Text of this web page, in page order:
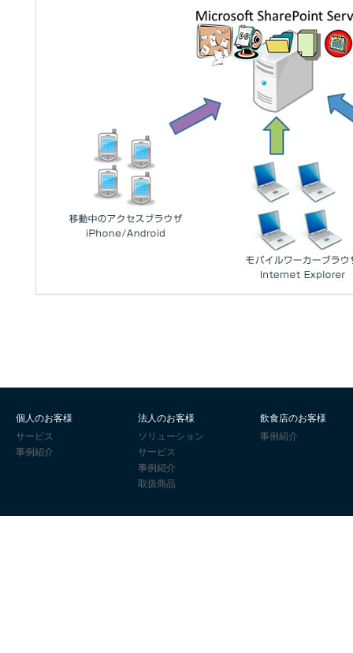
個人のお客様
サービス
事例紹介
法人のお客様
ソリューション
サービス
事例紹介
取扱商品
飲食店のお客様
事例紹介